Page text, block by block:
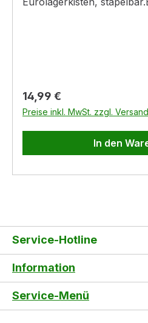
Regulärer Preis:
14,99 €
Preise inkl. MwSt. zzgl.
In den
Service-Hotline
Information
Service-Menü